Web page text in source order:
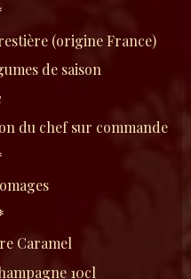
(origine France)
de saison
du chef sur commande
Caramel
10cl